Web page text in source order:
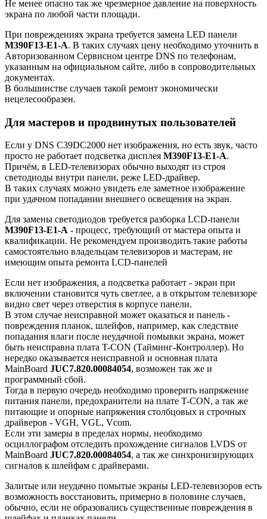
Не менее опасно так же чрезмерное давление на поверхность
экрана по любой части площади.
При повреждениях экрана требуется замена LED панели
M390F13-E1-A. В таких случаях цену необходимо уточнить в
Авторизованном Сервисном центре DNS по телефонам,
указанным на официальном сайте, либо в сопроводительных
документах.
В большинстве случаев такой ремонт экономически
нецелесообразен.
Для мастеров и продвинутых пользователей
Если у DNS C39DC2000 нет изображения, но есть звук, часто
просто не работает подсветка дисплея M390F13-E1-A.
Причём, в LED-телевизорах обычно выходят из строя
светодиоды внутри панели, реже LED-драйвер.
В таких случаях можно увидеть еле заметное изображение
при удачном попадании внешнего освещения на экран.
Для замены светодиодов требуется разборка LCD-панели
M390F13-E1-A - процесс, требующий от мастера опыта и
квалификации. Не рекомендуем производить такие работы
самостоятельно владельцам телевизоров и мастерам, не
имеющим опыта ремонта LCD-панелей
Если нет изображения, а подсветка работает - экран при
включении становится чуть светлее, а в открытом телевизоре
видно свет через отверстия в корпусе панели.
В этом случае неисправной может оказаться и панель -
повреждения планок, шлейфов, например, как следствие
попадания влаги после неудачной помывки экрана, может
быть неисправна плата T-CON (Тайминг-Контроллер). Но
нередко оказывается неисправной и основная плата
MainBoard JUC7.820.00084054, возможен так же и
программный сбой.
Тогда в первую очередь необходимо проверить напряжение
питания панели, предохранители на плате T-CON, а так же
питающие и опорные напряжения столбцовых и строчных
драйверов - VGH, VGL, Vcom.
Если эти замеры в пределах нормы, необходимо
осциллографом отследить прохождение сигналов LVDS от
MainBoard JUC7.820.00084054, а так же синхронизирующих
сигналов к шлейфам с драйверами.
Залитые или неудачно помытые экраны LED-телевизоров есть
возможность восстановить, примерно в половине случаев,
обычно, если не образовались существенные повреждения в